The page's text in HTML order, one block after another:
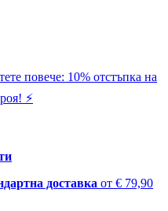
повече: 10% отстъпка на
⚡️
доставка от € 79,90